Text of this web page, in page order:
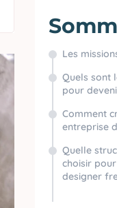
Les
Quels sont
pour
Comment
entreprise
Quelle
choisir
designer